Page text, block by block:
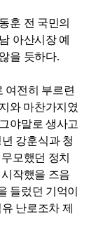
훈 전 국민의
아산시장 예
을 듯하다.
여전히 부르련
와 마찬가지였
야말로 생사고
년 강훈식과 청
모했던 정치
작했을 즈음
들렀던 기억이
난로조차 제